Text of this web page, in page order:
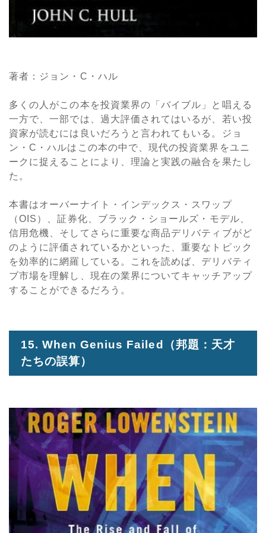
著者：ジョン・C・ハル
多くの人がこの本を投資業界の「バイブル」と唱える
一方で、一部では、過大評価されてはいるが、若い投
資家が読むには良いだろうと言われてもいる。ジョ
ン・C・ハルはこの本の中で、現代の投資業界をユニ
ークに捉えることにより、理論と実践の融合を果たし
た。
本書はオーバーナイト・インデックス・スワップ
（OIS）、証券化、ブラック・ショールズ・モデル、
信用危機、そしてさらに重要な商品デリバティブがど
のように評価されているかといった、重要なトピック
を効率的に網羅している。これを読めば、デリバティ
ブ市場を理解し、現在の業界についてキャッチアップ
することができるだろう。
15. When Genius Failed （邦題：天才
たちの誤算）